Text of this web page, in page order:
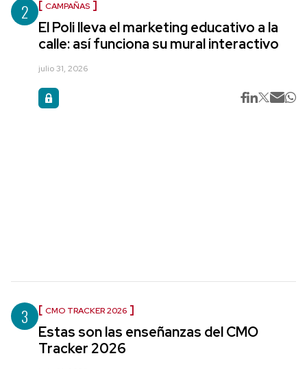
2 CAMPAÑAS
El Poli lleva el marketing educativo a la
calle: así funciona su mural interactivo
julio 31, 2026
3 CMO TRACKER 2026
Estas son las enseñanzas del CMO
Tracker 2026